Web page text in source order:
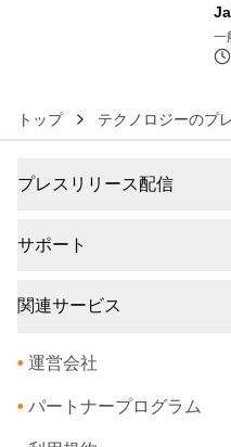
一
トップ テクノロジーのプ
プレスリリース配信
サポート
関連サービス
• 運営会社
• パートナープログラム